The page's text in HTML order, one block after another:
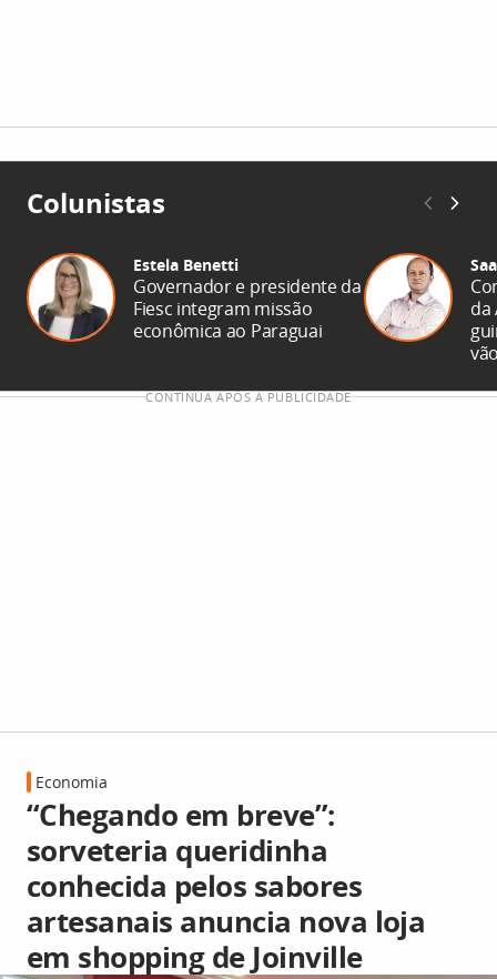
Colunistas
Estela Benetti
Governador e presidente da
Fiesc integram missão
econômica ao Paraguai
da
CONTINUA APÓS A PUBLICIDADE
Economia
“Chegando em breve”:
sorveteria queridinha
conhecida pelos sabores
artesanais anuncia nova loja
em shopping de Joinville